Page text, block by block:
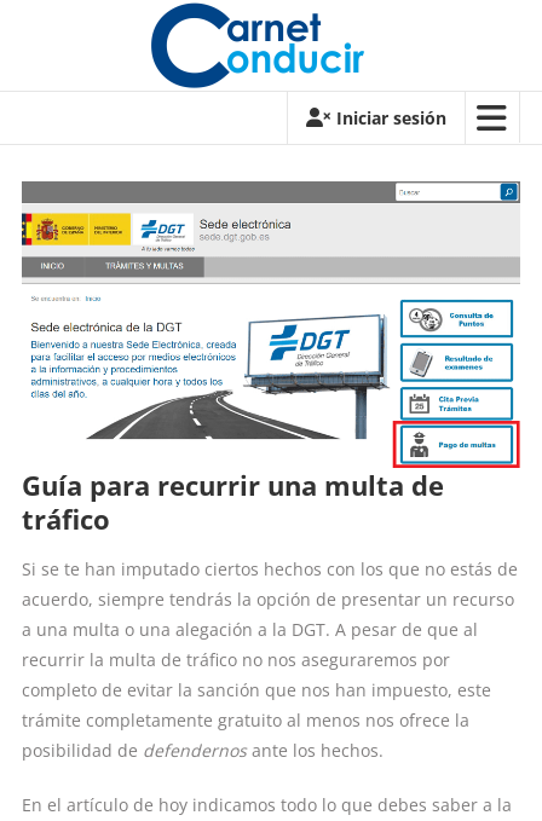
de
conducir
Carnet
de
conducir
Iniciar sesión
Guía para recurrir una multa de
tráfico
Si se te han imputado ciertos hechos con los que no estás de
acuerdo, siempre tendrás la opción de presentar un recurso
a una multa o una alegación a la DGT. A pesar de que al
recurrir la multa de tráfico no nos aseguraremos por
completo de evitar la sanción que nos han impuesto, este
trámite completamente gratuito al menos nos ofrece la
posibilidad de defendernosante los hechos.
En el artículo de hoy indicamos todo lo que debes saber a la